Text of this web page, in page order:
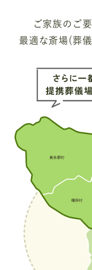
ご家族のご
最適な斎場(葬